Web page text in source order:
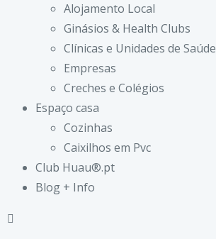
Alojamento Local
Ginásios & Health Clubs
Clínicas e Unidades de Saúde
Empresas
Creches e Colégios
Espaço casa
Cozinhas
Caixilhos em Pvc
Club Huau®.pt
Blog + Info